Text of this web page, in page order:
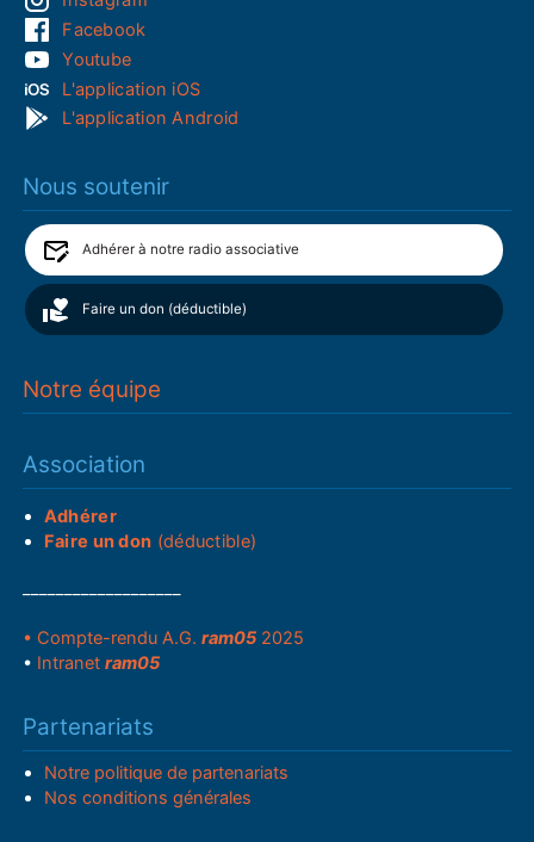
Facebook
Youtube
L'application iOS
L'application Android
Nous soutenir
Adhérer à notre radio associative
Faire un don (déductible)
Notre équipe
Association
Adhérer
Faire un don (déductible)
• Compte-rendu A.G.ram05 2025
• Intranetram05
Partenariats
Notre politique de partenariats
Nos conditions générales